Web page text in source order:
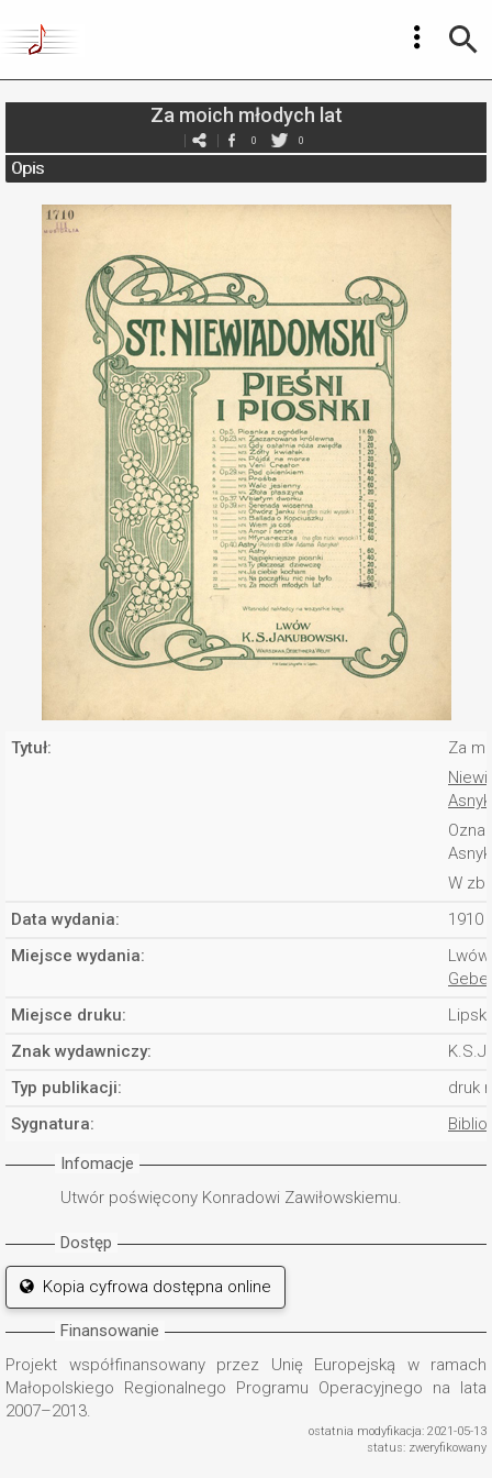
Za moich młodych lat
0 0
Opis
Tytuł:
Za
W
Data wydania:
1910
Miejsce wydania:
Miejsce druku:
Znak wydawniczy:
Typ publikacji:
druk
Sygnatura:
Infomacje
Utwór poświęcony Konradowi Zawiłowskiemu.
Dostęp
Kopia cyfrowa dostępna online
Finansowanie
Projekt współfinansowany przez Unię Europejską w ramach
Małopolskiego Regionalnego Programu Operacyjnego na lata
2007–2013.
ostatnia modyfikacja: 2021-05-13
status: zweryfikowany